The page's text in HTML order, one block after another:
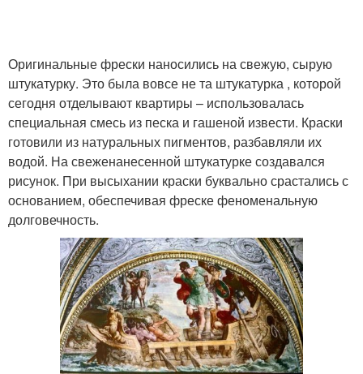
Фреска на штукатурной
основе
Самоклеющиеся
фрески
Фреска в интерьере
Оригинальные фрески наносились на свежую, сырую
штукатурку. Это была вовсе не та штукатурка , которой
сегодня отделывают квартиры – использовалась
специальная смесь из песка и гашеной извести. Краски
готовили из натуральных пигментов, разбавляли их
водой. На свеженанесенной штукатурке создавался
рисунок. При высыхании краски буквально срастались с
основанием, обеспечивая фреске феноменальную
долговечность.